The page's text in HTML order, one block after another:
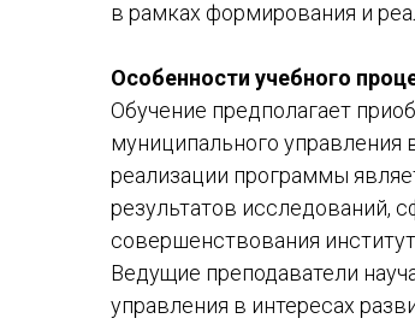
в рамках формирования и
Особенности учебного
Обучение предполагает
муниципального управления
реализации программы
результатов исследований,
совершенствования
Ведущие преподаватели
управления в интересах